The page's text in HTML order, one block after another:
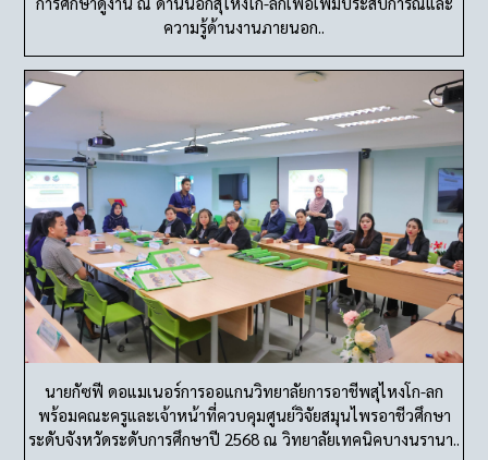
การศึกษาดูงาน ณ ด่านนอกสุไหงโก-ลกเพื่อเพิ่มประสบการณ์และ
ความรู้ด้านงานภายนอก..
นายกัซฟี ดอแมเนอร์การออแกนวิทยาลัยการอาชีพสุไหงโก-ลก
พร้อมคณะครูและเจ้าหน้าที่ควบคุมศูนย์วิจัยสมุนไพรอาชีวศึกษา
ระดับจังหวัดระดับการศึกษาปี 2568 ณ วิทยาลัยเทคนิคบางนรานา..